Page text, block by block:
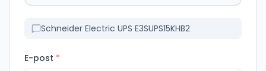
Schneider Electric UPS E3SUPS15KHB2
E-post *